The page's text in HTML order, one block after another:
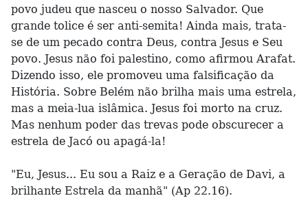
povo judeu que nasceu o nosso Salvador. Que
grande tolice é ser anti-semita! Ainda mais, trata-
se de um pecado contra Deus, contra Jesus e Seu
povo. Jesus não foi palestino, como afirmou Arafat.
Dizendo isso, ele promoveu uma falsificação da
História. Sobre Belém não brilha mais uma estrela,
mas a meia-lua islâmica. Jesus foi morto na cruz.
Mas nenhum poder das trevas pode obscurecer a
estrela de Jacó ou apagá-la!
"Eu, Jesus... Eu sou a Raiz e a Geração de Davi, a
brilhante Estrela da manhã" (Ap 22.16).